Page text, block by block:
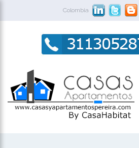
Colombia